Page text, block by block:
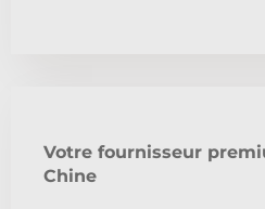
Votre fournisseur
Chine